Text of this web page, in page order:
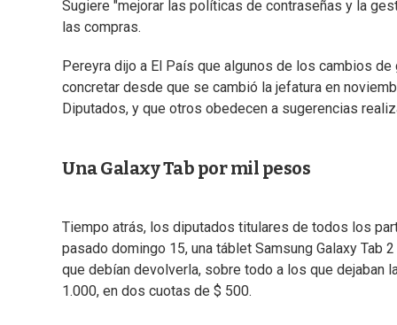
Sugiere "mejorar las políticas de contraseñas y la
las compras.
Pereyra dijo a El País que algunos de los cambios
concretar desde que se cambió la jefatura en
Diputados, y que otros obedecen a sugerencias
Una Galaxy Tab por mil pesos
Tiempo atrás, los diputados titulares de todos los
pasado domingo 15, una táblet Samsung Galaxy Tab
que debían devolverla, sobre todo a los que dejaban
1.000, en dos cuotas de $ 500.